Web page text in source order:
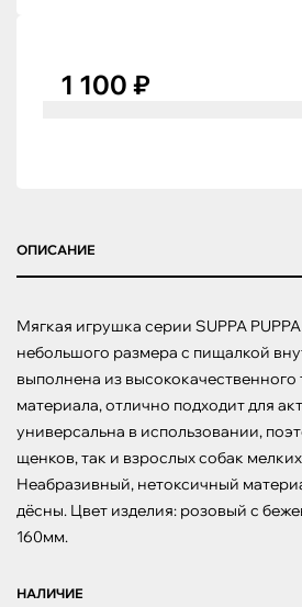
1 100 ₽
ОПИСАНИЕ
Мягкая игрушка серии SUPPA
небольшого размера с пищалкой
выполнена из высококачественного
материала, отлично подходит для
универсальна в использовании,
щенков, так и взрослых собак
Неабразивный, нетоксичный
дёсны. Цвет изделия: розовый с
160мм.
НАЛИЧИЕ